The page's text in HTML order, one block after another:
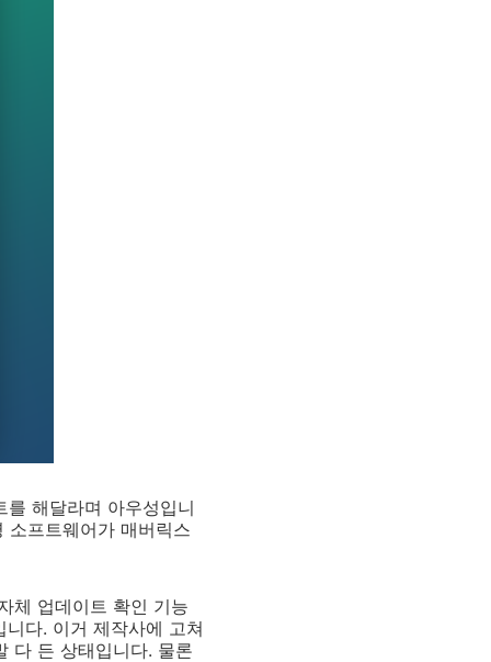
해달라며 아우성입니
소프트웨어가 매버릭스
체 업데이트 확인 기능
다. 이거 제작사에 고쳐
다 든 상태입니다. 물론